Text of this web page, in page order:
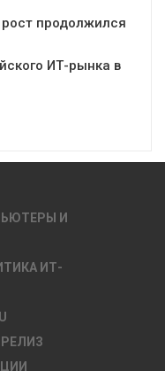
продолжился
ИТ-рынка в
И
ИТ-